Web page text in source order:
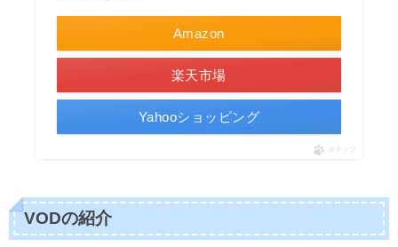
Amazon
楽天市場
Yahooショッピング
ポチップ
VODの紹介